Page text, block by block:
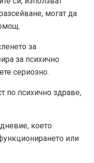
могат да
за
за психично
сериозно.
по психично здраве,
което
или